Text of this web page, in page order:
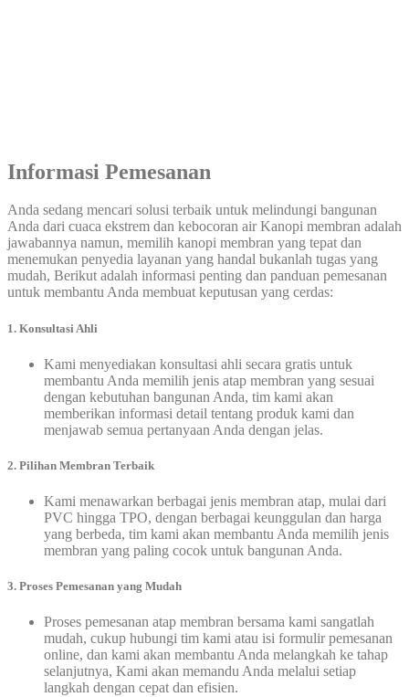
Informasi Pemesanan
Anda sedang mencari solusi terbaik untuk melindungi bangunan
Anda dari cuaca ekstrem dan kebocoran air Kanopi membran adalah
jawabannya namun, memilih kanopi membran yang tepat dan
menemukan penyedia layanan yang handal bukanlah tugas yang
mudah, Berikut adalah informasi penting dan panduan pemesanan
untuk membantu Anda membuat keputusan yang cerdas:
1. Konsultasi Ahli
Kami menyediakan konsultasi ahli secara gratis untuk
membantu Anda memilih jenis atap membran yang sesuai
dengan kebutuhan bangunan Anda, tim kami akan
memberikan informasi detail tentang produk kami dan
menjawab semua pertanyaan Anda dengan jelas.
2. Pilihan Membran Terbaik
Kami menawarkan berbagai jenis membran atap, mulai dari
PVC hingga TPO, dengan berbagai keunggulan dan harga
yang berbeda, tim kami akan membantu Anda memilih jenis
membran yang paling cocok untuk bangunan Anda.
3. Proses Pemesanan yang Mudah
Proses pemesanan atap membran bersama kami sangatlah
mudah, cukup hubungi tim kami atau isi formulir pemesanan
online, dan kami akan membantu Anda melangkah ke tahap
selanjutnya, Kami akan memandu Anda melalui setiap
langkah dengan cepat dan efisien.